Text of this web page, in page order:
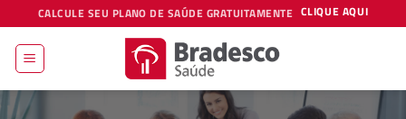
to
content
CALCULE SEU PLANO DE SAÚDE GRATUITAMENTE CLIQUE AQUI